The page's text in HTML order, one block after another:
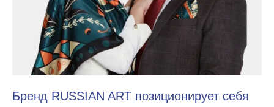
Бренд RUSSIAN ART позиционирует себя